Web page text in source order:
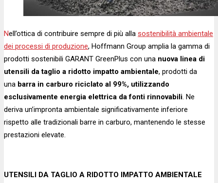
Nell’ottica di contribuire sempre di più alla sostenibilità ambientale
dei processi di produzione, Hoffmann Group amplia la gamma di
prodotti sostenibili GARANT GreenPlus con una nuova linea di
utensili da taglio a ridotto impatto ambientale, prodotti da
una barra in carburo riciclato al 99%, utilizzando
esclusivamente energia elettrica da fonti rinnovabili. Ne
deriva un’impronta ambientale significativamente inferiore
rispetto alle tradizionali barre in carburo, mantenendo le stesse
prestazioni elevate.
UTENSILI DA TAGLIO A RIDOTTO IMPATTO AMBIENTALE